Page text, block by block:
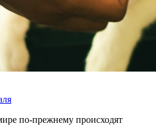
по-прежнему происходят